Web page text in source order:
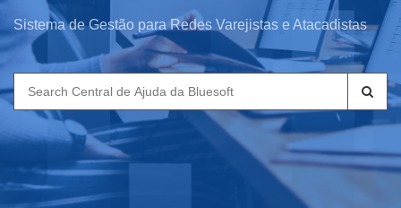
Sistema de Gestão para Redes Varejistas e Atacadistas
Search
for: